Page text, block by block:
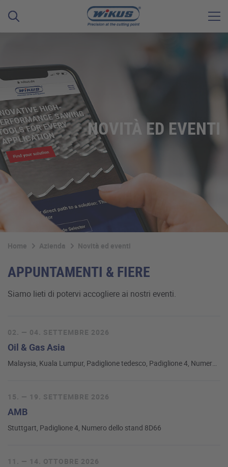
NOVITÀ ED EVENTI
Home Azienda Novità ed eventi
APPUNTAMENTI & FIERE
Siamo lieti di potervi accogliere ai nostri eventi.
02. — 04. SETTEMBRE 2026
Oil & Gas Asia
15. — 19. SETTEMBRE 2026
AMB
Stuttgart, Padiglione 4, Numero dello stand 8D66
11. — 14. OTTOBRE 2026